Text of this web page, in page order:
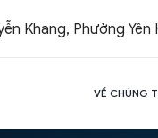
Khang, Phường Yên
VỀ CHÚNG